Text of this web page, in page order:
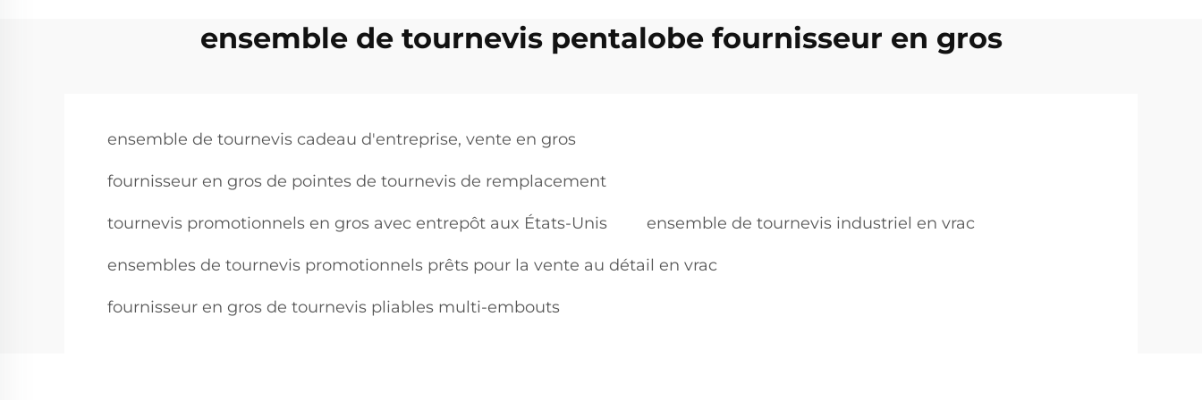
ensemble de tournevis pentalobe fournisseur en gros
ensemble de tournevis cadeau d'entreprise, vente en gros
fournisseur en gros de pointes de tournevis de remplacement
tournevis promotionnels en gros avec entrepôt aux États-Unis ensemble de tournevis industriel en vrac
ensembles de tournevis promotionnels prêts pour la vente au détail en vrac
fournisseur en gros de tournevis pliables multi-embouts